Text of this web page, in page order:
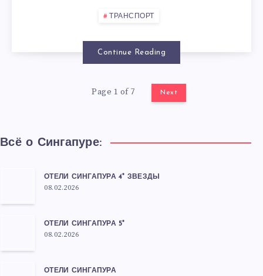
ТРАНСПОРТ
Continue Reading
Page 1 of 7 Next
Всё о Сингапуре:
ОТЕЛИ СИНГАПУРА 4* ЗВЕЗДЫ
08.02.2026
ОТЕЛИ СИНГАПУРА 5*
08.02.2026
ОТЕЛИ СИНГАПУРА